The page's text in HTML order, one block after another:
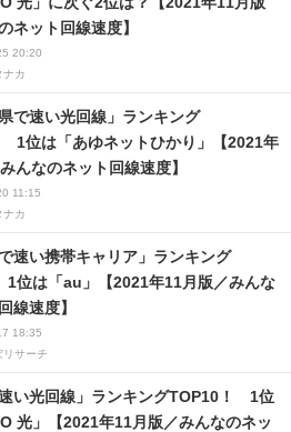
ト
ト
ト
話題
20:20
ナカ
ネット回線速度】
11:15
ナカ
県で速い光回線」ランキング
1位は「あゆネットひかり」【2021年
んなのネット回線速度】
18:35
リサーチ
で速い携帯キャリア」ランキング
位は「au」【2021年11月版／みんな
線速度】
速い光回線」ランキングTOP10！ 1位
光」【2021年11月版／みんなのネッ